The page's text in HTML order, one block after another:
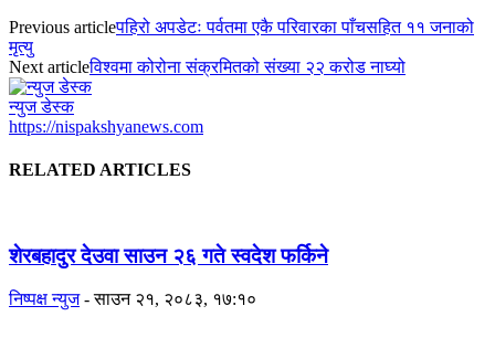
Previous articleपहिरो अपडेटः पर्वतमा एकै परिवारका पाँचसहित ११ जनाको
मृत्यु
Next articleविश्वमा कोरोना संक्रमितको संख्या २२ करोड नाघ्यो
न्युज डेस्क
https://nispakshyanews.com
RELATED ARTICLES
शेरबहादुर देउवा साउन २६ गते स्वदेश फर्किने
निष्पक्ष न्युज - साउन २१, २०८३, १७:१०